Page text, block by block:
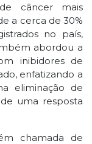
câncer mais
a cerca de 30%
no país,
abordou a
inibidores de
enfatizando a
eliminação de
uma resposta
chamada de